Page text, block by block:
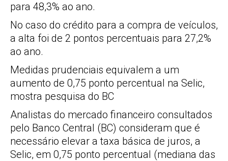
para 48,3% ao ano.
No caso do crédito para a compra de veículos,
a alta foi de 2 pontos percentuais para 27,2%
ao ano.
Medidas prudenciais equivalem a um
aumento de 0,75 ponto percentual na Selic,
mostra pesquisa do BC
Analistas do mercado financeiro consultados
pelo Banco Central (BC) consideram que é
necessário elevar a taxa básica de juros, a
Selic, em 0,75 ponto percentual (mediana das